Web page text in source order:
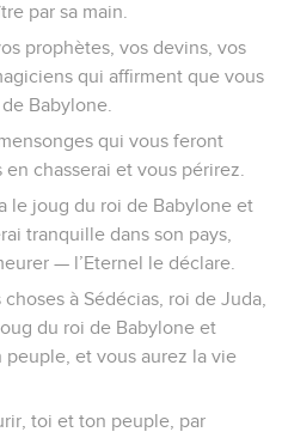
par sa main.
prophètes, vos devins, vos
qui affirment que vous
Babylone.
qui vous feront
chasserai et vous périrez.
le joug du roi de Babylone et
tranquille dans son pays,
— l’Eternel le déclare.
à Sédécias, roi de Juda,
du roi de Babylone et
et vous aurez la vie
toi et ton peuple, par